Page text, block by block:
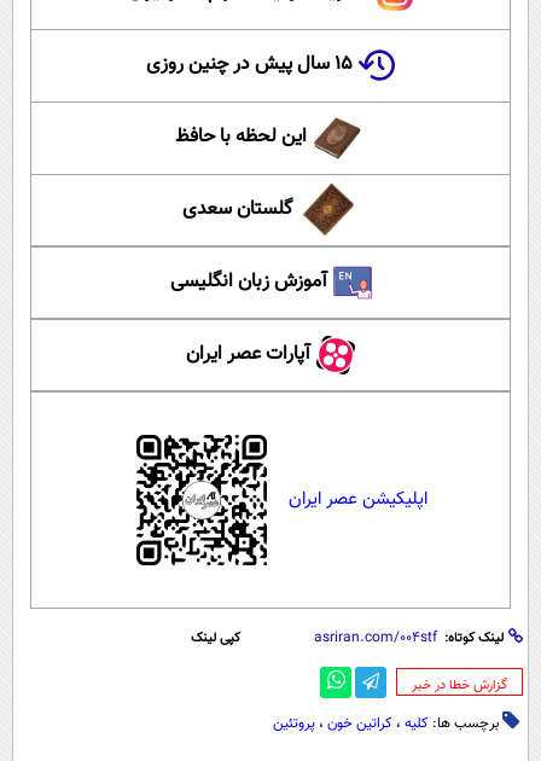
۱۵ سال پیش در چنین روزی
این لحظه با حافظ
گلستان سعدی
آموزش زبان انگلیسی
آپارات عصر ایران
اپلیکیشن عصر ایران
لینک کوتاه: کپی لینک
‌گزارش خطا در خبر
برچسب ها: کلیه ، کراتین خون ، پروتئین